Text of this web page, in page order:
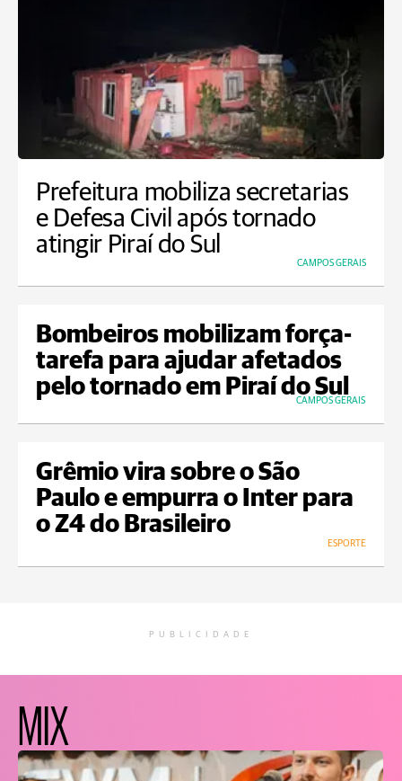
Prefeitura mobiliza secretarias
e Defesa Civil após tornado
atingir Piraí do Sul
CAMPOS GERAIS
Bombeiros mobilizam força-
tarefa para ajudar afetados
pelo tornado em Piraí do Sul
CAMPOS GERAIS
Grêmio vira sobre o São
Paulo e empurra o Inter para
o Z4 do Brasileiro
ESPORTE
PUBLICIDADE
MIX